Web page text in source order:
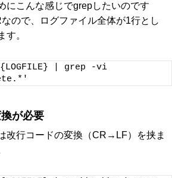
にこんな感じでgrepしたいのです
ので、ログファイル全体が1行とし
す。
| grep -vi
が必要
改行コードの変換（CR→LF）を挟ま